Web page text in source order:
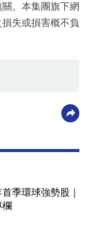
。本集團旗下網
失或損害概不負
季環球強勢股｜
欄